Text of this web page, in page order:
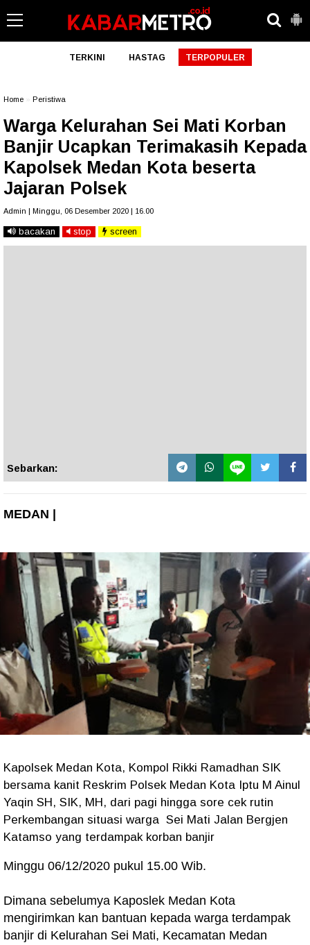
TERKINI HASTAG TERPOPULER
Home Peristiwa
Warga Kelurahan Sei Mati Korban
Banjir Ucapkan Terimakasih Kepada
Kapolsek Medan Kota beserta
Jajaran Polsek
Admin | Minggu, 06 Desember 2020 | 16.00
bacakan stop screen
Sebarkan:
MEDAN |
Kapolsek Medan Kota, Kompol Rikki Ramadhan SIK
bersama kanit Reskrim Polsek Medan Kota Iptu M Ainul
Yaqin SH, SIK, MH, dari pagi hingga sore cek rutin
Perkembangan situasi warga Sei Mati Jalan Bergjen
Katamso yang terdampak korban banjir
Minggu 06/12/2020 pukul 15.00 Wib.
Dimana sebelumya Kaposlek Medan Kota
mengirimkan kan bantuan kepada warga terdampak
banjir di Kelurahan Sei Mati, Kecamatan Medan